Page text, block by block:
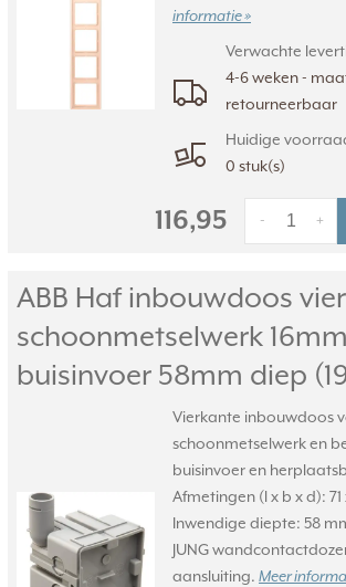
informatie »
Verwachte
4-6 weken -
retourneerbaar
Huidige
0 stuk(s)
116,95 +
-
ABB Haf inbouwdoos
schoonmetselwerk 16mm
buisinvoer 58mm diep
Vierkante inbouwdoos
schoonmetselwerk en
buisinvoer en
Afmetingen (l x b x d): 71
Inwendige diepte: 58
JUNG
aansluiting. Meer